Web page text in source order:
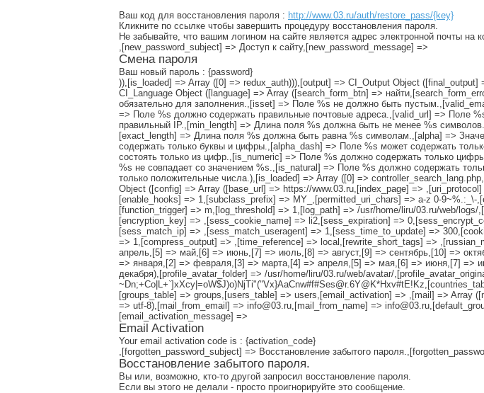
Ваш код для восстановления пароля : http://www.03.ru/auth/restore_pass/{key}
Кликните по ссылке чтобы завершить процедуру восстановления пароля.
Не забывайте, что вашим логином на сайте является адрес электронной почты на
,[new_password_subject] => Доступ к сайту,[new_password_message] =>
Смена пароля
Ваш новый пароль : {password}
)),[is_loaded] => Array ([0] => redux_auth))),[output] => CI_Output Object
CI_Language Object ([language] => Array ([search_form_btn] =>
обязательно для заполнения.,[isset] => Поле %s не должно быть
=> Поле %s должно содержать правильные почтовые адреса.,[valid_url] => Поле
правильный IP.,[min_length] => Длина поля %s должна быть не менее %s
[exact_length] => Длина поля %s должна быть равна %s символам.,[alpha] =>
содержать только буквы и цифры.,[alpha_dash] => Поле %s может содержать
состоять только из цифр.,[is_numeric] => Поле %s должно содержать только
%s не совпадает со значением %s.,[is_natural] => Поле %s должно содержать
только положительные числа.),[is_loaded] => Array ([0] =>
Object ([config] => Array ([base_url] => https://www.03.ru,[index_page] =>
[enable_hooks] => 1,[subclass_prefix] => MY_,[permitted_uri_chars] => a-z 0-
[function_trigger] => m,[log_threshold] => 1,[log_path] => /usr/home/liru/03.ru/web/
[encryption_key] => ,[sess_cookie_name] => li2,[sess_expiration] =>
[sess_match_ip] => ,[sess_match_useragent] => 1,[sess_time_to_update] =>
=> 1,[compress_output] => ,[time_reference] => local,[rewrite_short_tags] =>
апрель,[5] => май,[6] => июнь,[7] => июль,[8] => август,[9] => сентябрь,[10] =>
=> января,[2] => февраля,[3] => марта,[4] => апреля,[5] => мая,[6] => июня,[7] =>
декабря),[profile_avatar_folder] => /usr/home/liru/03.ru/web/avatar/
[groups_table] => groups,[users_table] => users,[email_activation] => ,[mail] => Array
=> utf-8),[mail_from_email] => info@03.ru,[mail_from_name] =>
[email_activation_message] =>
Email Activation
Your email activation code is : {activation_code}
,[forgotten_password_subject] => Восстановление забытого
Восстановление забытого пароля.
Вы или, возможно, кто-то другой запросил восстановление пароля.
Если вы этого не делали - просто проигнорируйте это сообщение.